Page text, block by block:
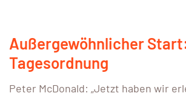
Außergewöhnlicher
Tagesordnung
Peter McDonald: „Jetzt haben wir